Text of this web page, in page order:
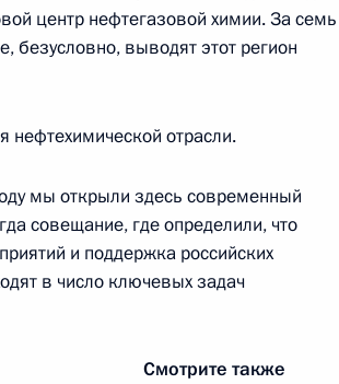
центр нефтегазовой химии. За семь
безусловно, выводят этот регион
нефтехимической отрасли.
мы открыли здесь современный
совещание, где определили, что
и поддержка российских
в число ключевых задач
Смотрите также